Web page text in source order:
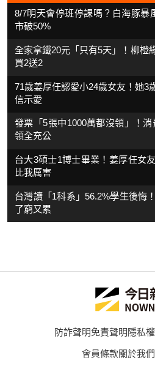
8/7明天會停班停課嗎？白海豚
市破50%
全家拿鐵20元「只有5天」！柳
買2送2
71歲姜厚任認愛小24歲女友！她3
信示愛
發票「5張中1000萬都沒領」！
領全充公
台大3碩士1博士畢業！姜厚任女
比我厲害
台灣讀「1科系」56.2%學生後
了窮又累
防詐聲明免責聲明隱私
會員條款關於我們